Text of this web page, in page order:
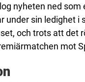
nyheten ned
under sin ledighet
och trots att det
mot